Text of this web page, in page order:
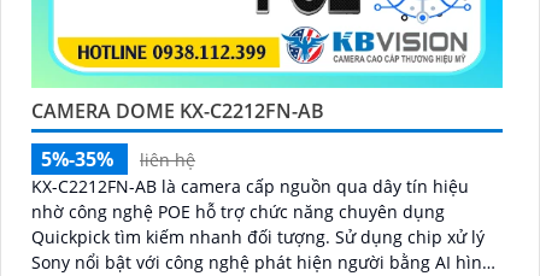
CAMERA DOME KX-C2212FN-AB
5%-35%
liên hệ
KX-C2212FN-AB là camera cấp nguồn qua dây tín hiệu
nhờ công nghệ POE hỗ trợ chức năng chuyên dụng
Quickpick tìm kiếm nhanh đối tượng. Sử dụng chip xử lý
Sony nổi bật với công nghệ phát hiện người bằng AI hình